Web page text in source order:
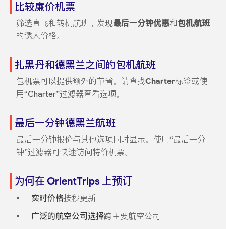
比较廉价机票
筛选直飞和转机航班，发现最后一分钟优惠和包机航班
的诱人价格。
扎黑丹和德黑兰之间的包机航班
包机票可以提供额外的节省。请查找Charter标签或使
用“Charter”过滤器查看选项。
最后一分钟德黑兰航班
最后一分钟报价与其他选项同时显示。使用“最后一分
钟”过滤器可快速访问特价机票。
为何在 OrientTrips 上预订
实时价格按秒更新
广泛的航空公司选择跨主要航空公司